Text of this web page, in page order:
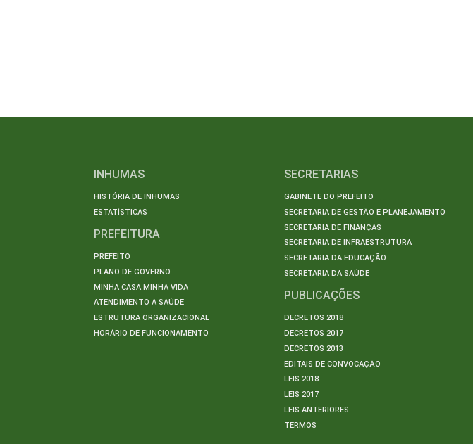
INHUMAS
HISTÓRIA DE INHUMAS
ESTATÍSTICAS
PREFEITURA
PREFEITO
PLANO DE GOVERNO
MINHA CASA MINHA VIDA
ATENDIMENTO A SAÚDE
ESTRUTURA ORGANIZACIONAL
HORÁRIO DE FUNCIONAMENTO
SECRETARIAS
GABINETE DO PREFEITO
SECRETARIA DE GESTÃO E PLANEJAMENTO
SECRETARIA DE FINANÇAS
SECRETARIA DE INFRAESTRUTURA
SECRETARIA DA EDUCAÇÃO
SECRETARIA DA SAÚDE
PUBLICAÇÕES
DECRETOS 2018
DECRETOS 2017
DECRETOS 2013
EDITAIS DE CONVOCAÇÃO
LEIS 2018
LEIS 2017
LEIS ANTERIORES
TERMOS